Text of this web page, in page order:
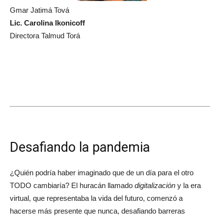
Gmar Jatimá Tová
Lic. Carolina Ikonicoff
Directora Talmud Torá
Desafiando la pandemia
¿Quién podría haber imaginado que de un día para el otro
TODO cambiaría? El huracán llamado digitalización y la era
virtual, que representaba la vida del futuro, comenzó a
hacerse más presente que nunca, desafiando barreras